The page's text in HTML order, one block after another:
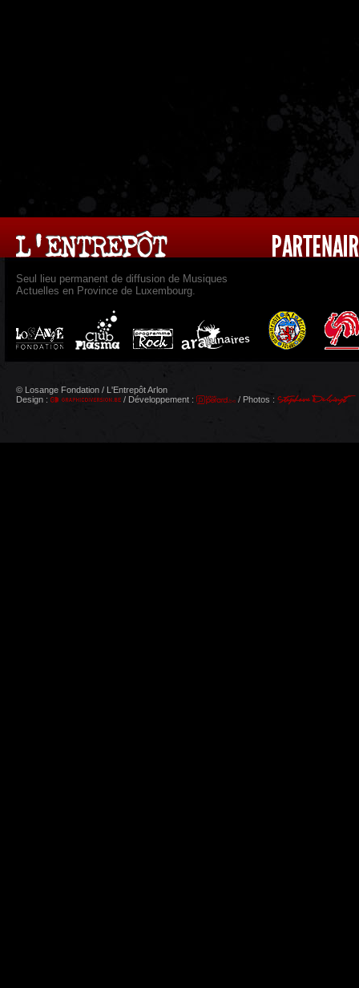
Seul lieu permanent de diffusion de Musiques
Actuelles en Province de Luxembourg.
© Losange Fondation / L'Entrepôt Arlon
Design :
/ Développement : / Photos :